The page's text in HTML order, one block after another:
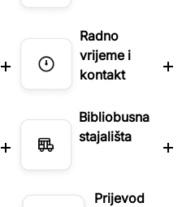
Radno
vrijeme i
kontakt
Bibliobusna
stajališta
Prijevod